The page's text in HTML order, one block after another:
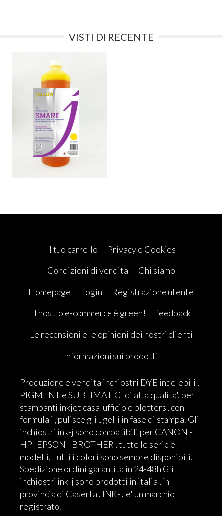
VISTI DI RECENTE
Il tuo carrello
Privacy e Cookies
Condizioni di vendita
Chi siamo
Homepage
Login
Registrazione utente
Il nostro e-commerce è green!
feedback
Le recensioni e le opinioni dei nostri clienti
Informazioni sui prodotti
Produzione e vendita inchiostri DYE indelebili ,
PIGMENT e SUBLIMATICI di alta qualita', per
stampanti inkjet casa-ufficio e plotters , con
formula j , pulisce gli ugelli in fase di stampa. Gli
inchiostri ink-j sono compatibili per CANON -
HP -EPSON - BROTHER , tutte le serie e
modelli. Tutti i colori sono sempre disponibili.
Spedizione ordini garantita in 24-48h Gli
inchiostri ink-j sono prodotti in italia , in
provincia di Caserta . INK-J e' un marchio
registrato.